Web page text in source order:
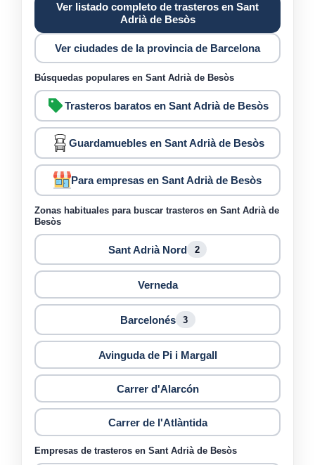
Ver listado completo de trasteros en Sant
Adrià de Besòs
Ver ciudades de la provincia de Barcelona
Búsquedas populares en Sant Adrià de Besòs
Trasteros baratos en Sant Adrià de Besòs
Guardamuebles en Sant Adrià de Besòs
Para empresas en Sant Adrià de Besòs
Zonas habituales para buscar trasteros en Sant Adrià de
Besòs
Sant Adrià Nord 2
Verneda
Barcelonés 3
Avinguda de Pi i Margall
Carrer d'Alarcón
Carrer de l'Atlàntida
Empresas de trasteros en Sant Adrià de Besòs